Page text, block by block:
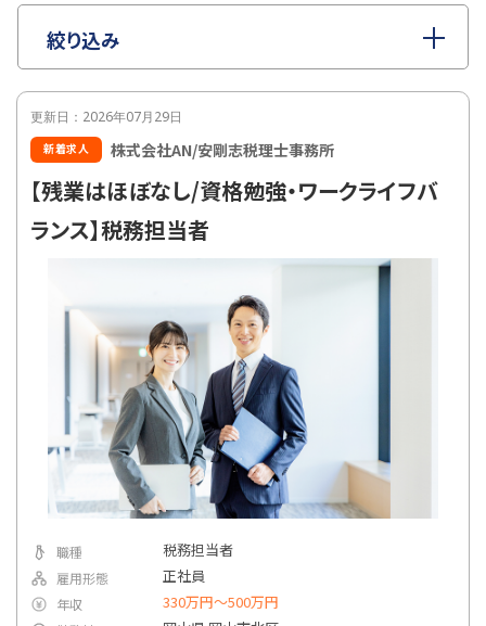
更新日：2026年07月29日
新着求人 株式会社AN/安剛志税理士事務所
【残業はほぼなし/資格勉強・ワークライフバ
ランス】税務担当者
職種 税務担当者
雇用形態 正社員
年収 330万円〜500万円
絞り込み
職種 指定なし
雇用形態
年収
勤務地 指定なし